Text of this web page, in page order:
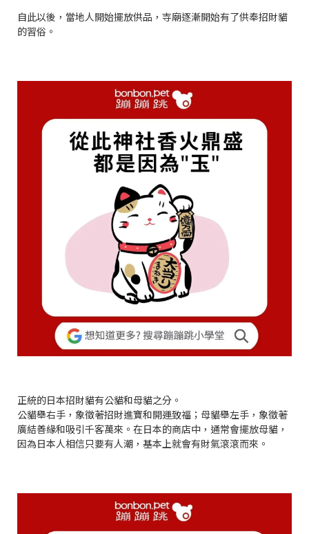
自此以後，當地人開始擺放供品，寺廟逐漸開始有了供奉招財貓
的習俗。
正統的日本招財貓有公貓和母貓之分。
公貓舉右手，象徵著招財進寶和開運致福；母貓舉左手，象徵著
廣結善緣和吸引千客萬來。在日本的商店中，通常會擺放母貓，
因為日本人相信只要有人潮，基本上就會有財氣滾滾而來。